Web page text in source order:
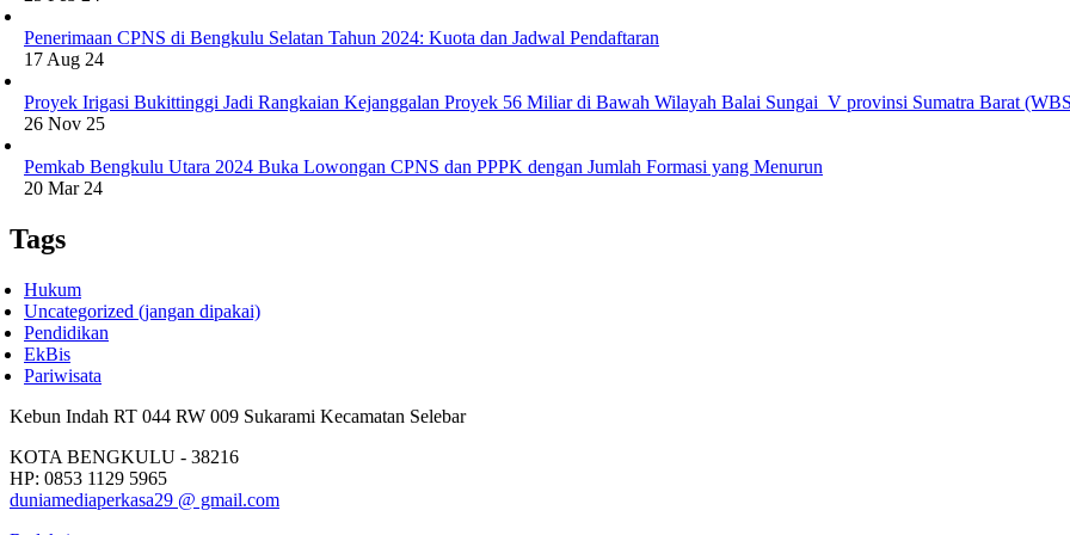
Penerimaan CPNS di Bengkulu Selatan Tahun 2024: Kuota dan Jadwal Pendaftaran
17 Aug 24
Proyek Irigasi Bukittinggi Jadi Rangkaian Kejanggalan Proyek 56 Miliar di Bawah Wilayah Balai Sungai V provinsi Sumatra Barat
26 Nov 25
Pemkab Bengkulu Utara 2024 Buka Lowongan CPNS dan PPPK dengan Jumlah Formasi yang Menurun
20 Mar 24
Tags
Hukum
Uncategorized (jangan dipakai)
Pendidikan
EkBis
Pariwisata
Kebun Indah RT 044 RW 009 Sukarami Kecamatan Selebar
KOTA BENGKULU - 38216
HP: 0853 1129 5965
duniamediaperkasa29 @ gmail.com